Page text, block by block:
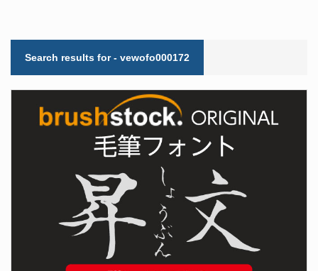
Search results for - vewofo000172